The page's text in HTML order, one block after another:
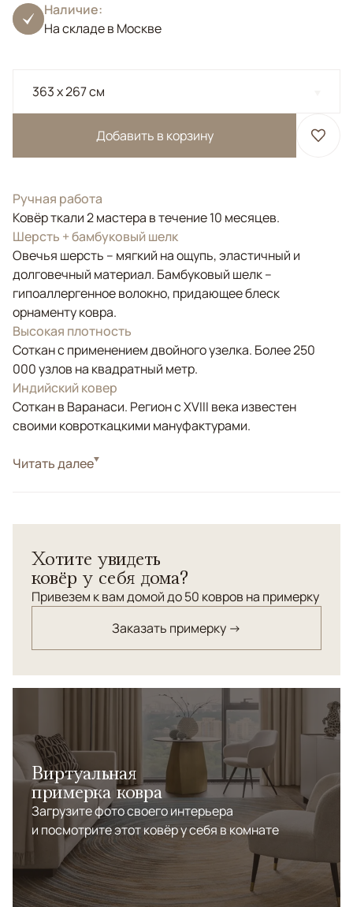
Наличие:
На складе в Москве
363 x 267 см
Добавить в корзину
Ручная работа
Ковёр ткали 2 мастера в течение 10 месяцев.
Шерсть + бамбуковый шелк
Овечья шерсть – мягкий на ощупь, эластичный и
долговечный материал. Бамбуковый шелк –
гипоаллергенное волокно, придающее блеск
орнаменту ковра.
Высокая плотность
Соткан с применением двойного узелка. Более 250
000 узлов на квадратный метр.
Индийский ковер
Соткан в Варанаси. Регион с XVIII века известен
своими ковроткацкими мануфактурами.
СтильСовременные
УзорыАбстрактный
Читать далее
Хотите увидеть
ковёр у себя дома?
Привезем к вам домой до 50 ковров на примерку
Заказать примерку →
Виртуальная
примерка ковра
Загрузите фото своего интерьера
и посмотрите этот ковёр у себя в комнате